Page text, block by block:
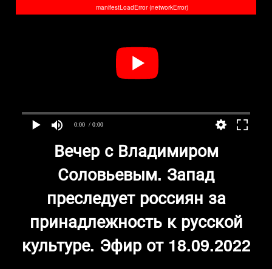
0:00 / 0:00
manifestLoadError (networkError)
Вечер с Владимиром
Соловьевым. Запад
преследует россиян за
принадлежность к русской
культуре. Эфир от 18.09.2022